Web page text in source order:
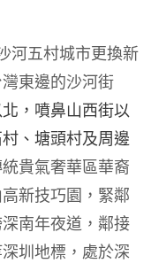
河五村城市更換新
東邊的沙河 街
，噴鼻山西街以
、塘頭村及周邊
貴氣奢華區華裔
新技巧園，緊鄰
南年夜道，鄰接
圳地標，處於深